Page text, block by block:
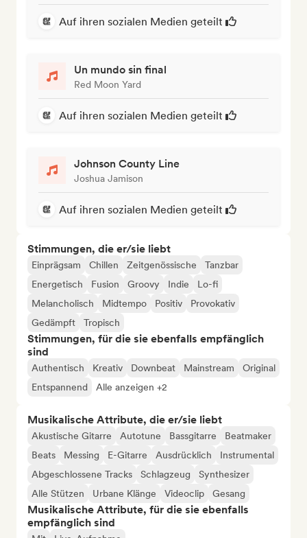
Auf ihren sozialen Medien geteilt
Un mundo sin final
Red Moon Yard
Auf ihren sozialen Medien geteilt
Johnson County Line
Joshua Jamison
Auf ihren sozialen Medien geteilt
Stimmungen, die er/sie liebt
Einprägsam Chillen Zeitgenössische
Tanzbar
Energetisch
Fusion Groovy Indie
Lo-fi
Melancholisch
Midtempo Positiv
Provokativ
Gedämpft
Tropisch
Stimmungen, für die sie ebenfalls empfänglich
sind
Authentisch Kreativ Downbeat Mainstream
Original
Entspannend
Alle anzeigen +2
Musikalische Attribute, die er/sie liebt
Akustische Gitarre Autotune Bassgitarre
Beatmaker
Beats
Messing E-Gitarre Ausdrücklich
Instrumental
Abgeschlossene Tracks
Schlagzeug
Synthesizer
Alle Stützen
Urbane Klänge Videoclip Gesang
Musikalische Attribute, für die sie ebenfalls
empfänglich sind